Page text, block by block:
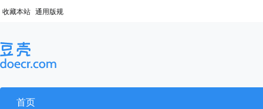
收藏本站 通用版规
首页